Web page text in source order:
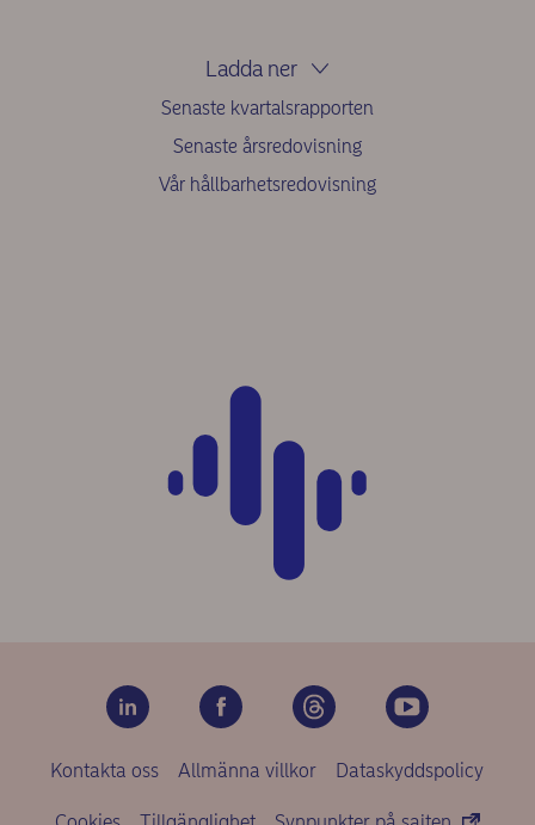
Ladda ner
Senaste kvartalsrapporten
Senaste årsredovisning
Vår hållbarhetsredovisning
Kontakta oss Allmänna villkor Dataskyddspolicy